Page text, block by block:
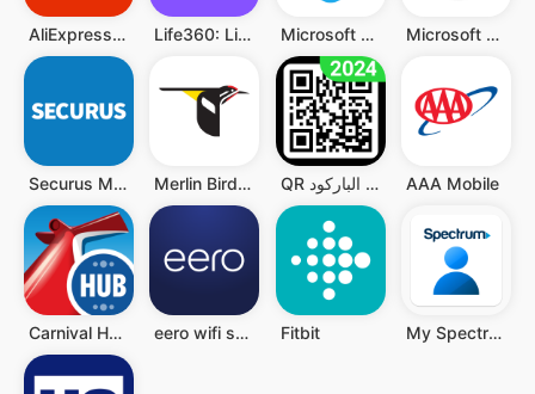
AliExpress:تسوق عبر الإنترنت Life360: Live Location Sharing Microsoft Authenticator Microsoft Teams
Securus Mobile Merlin Bird ID by Cornell Lab QR قارئ رمز - قارئ الباركود QR AAA Mobile
Carnival HUB eero wifi system Fitbit My Spectrum